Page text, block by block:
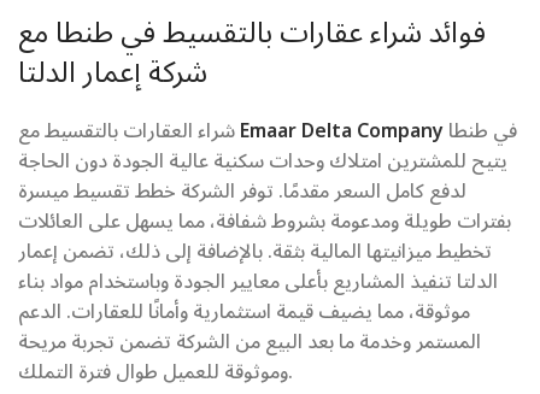
فوائد شراء عقارات بالتقسيط في طنطا مع
شركة إعمار الدلتا
Emaar Delta Company
يتيح للمشترين امتلاك وحدات سكنية عالية الجودة دون الحاجة
لدفع كامل السعر مقدمًا. توفر الشركة خطط تقسيط ميسرة
بفترات طويلة ومدعومة بشروط شفافة، مما يسهل على العائلات
تخطيط ميزانيتها المالية بثقة. بالإضافة إلى ذلك، تضمن إعمار
الدلتا تنفيذ المشاريع بأعلى معايير الجودة وباستخدام مواد بناء
موثوقة، مما يضيف قيمة استثمارية وأمانًا للعقارات. الدعم
المستمر وخدمة ما بعد البيع من الشركة تضمن تجربة مريحة
وموثوقة للعميل طوال فترة التملك.